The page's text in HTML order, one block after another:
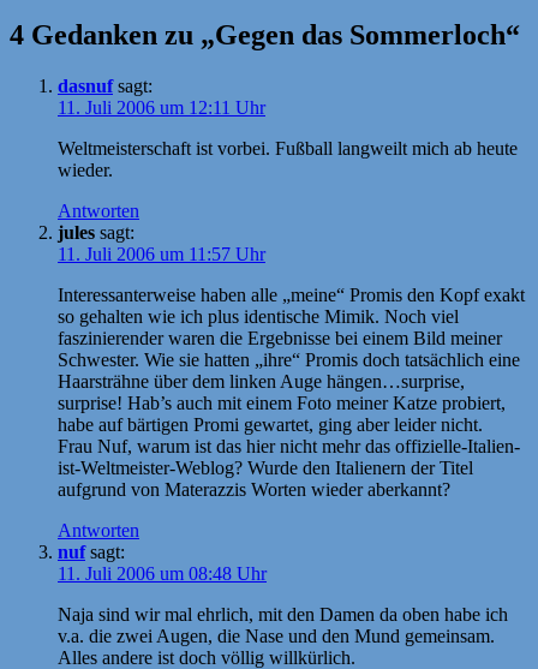
4 Gedanken zu „Gegen das Sommerloch“
dasnuf sagt:
11. Juli 2006 um 12:11 Uhr
Weltmeisterschaft ist vorbei. Fußball langweilt mich ab heute
wieder.
Antworten
jules sagt:
11. Juli 2006 um 11:57 Uhr
Interessanterweise haben alle „meine“ Promis den Kopf exakt
so gehalten wie ich plus identische Mimik. Noch viel
faszinierender waren die Ergebnisse bei einem Bild meiner
Schwester. Wie sie hatten „ihre“ Promis doch tatsächlich eine
Haarsträhne über dem linken Auge hängen…surprise,
surprise! Hab’s auch mit einem Foto meiner Katze probiert,
habe auf bärtigen Promi gewartet, ging aber leider nicht.
Frau Nuf, warum ist das hier nicht mehr das offizielle-Italien-
ist-Weltmeister-Weblog? Wurde den Italienern der Titel
aufgrund von Materazzis Worten wieder aberkannt?
Antworten
nuf sagt:
11. Juli 2006 um 08:48 Uhr
Naja sind wir mal ehrlich, mit den Damen da oben habe ich
v.a. die zwei Augen, die Nase und den Mund gemeinsam.
Alles andere ist doch völlig willkürlich.